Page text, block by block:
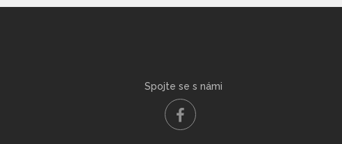
Spojte se s námi